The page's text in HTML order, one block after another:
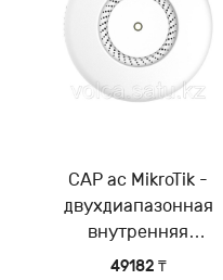
CAP ac MikroTik -
двухдиапазонная
внутренняя
потолочная WiFi точка
49182 ₸